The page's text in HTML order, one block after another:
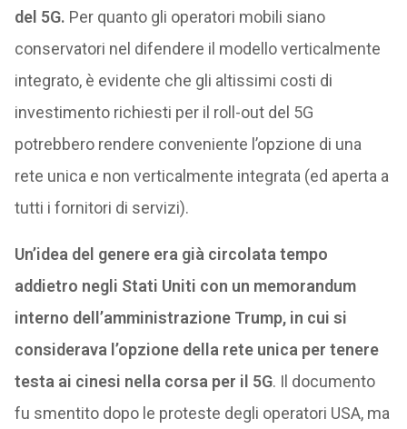
del 5G. Per quanto gli operatori mobili siano
conservatori nel difendere il modello verticalmente
integrato, è evidente che gli altissimi costi di
investimento richiesti per il roll-out del 5G
potrebbero rendere conveniente l’opzione di una
rete unica e non verticalmente integrata (ed aperta a
tutti i fornitori di servizi).
Un’idea del genere era già circolata tempo
addietro negli Stati Uniti con un memorandum
interno dell’amministrazione Trump, in cui si
considerava l’opzione della rete unica per tenere
testa ai cinesi nella corsa per il 5G. Il documento
fu smentito dopo le proteste degli operatori USA, ma